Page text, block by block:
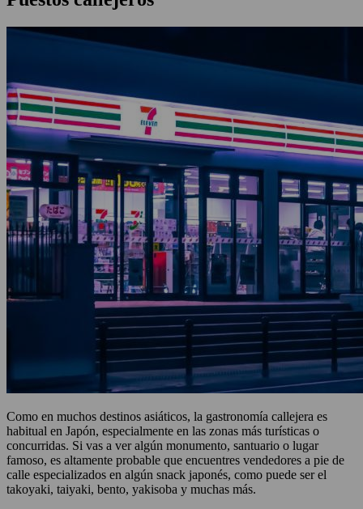
Como en muchos destinos asiáticos, la gastronomía callejera es
habitual en Japón, especialmente en las zonas más turísticas o
concurridas. Si vas a ver algún monumento, santuario o lugar
famoso, es altamente probable que encuentres vendedores a pie de
calle especializados en algún snack japonés, como puede ser el
takoyaki, taiyaki, bento, yakisoba y muchas más.